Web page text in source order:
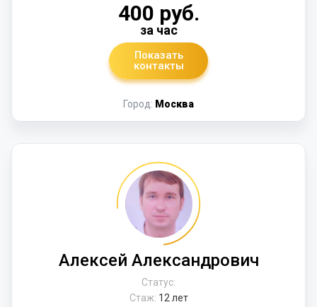
Город: Москва
400 руб.
за час
Показать
контакты
Алексей Александрович
Статус:
Стаж: 12 лет